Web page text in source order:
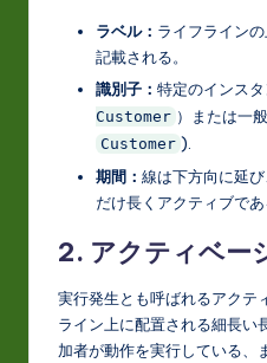
ラベル： ライフライン
記載される。
識別子： 特定のインスタ
Customer ）または一
Customer ).
期間： 線は下方向に延
だけ長くアクティブであ
2. アクティベー
実行発生とも呼ばれるアクテ
ライン上に配置される細長い
加者が動作を実行している、